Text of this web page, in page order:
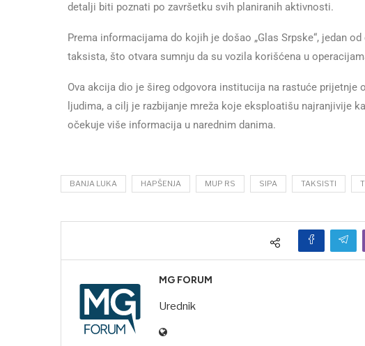
detalji biti poznati po završetku svih planiranih aktivnosti.
Prema informacijama do kojih je došao „Glas Srpske“, jedan
taksista, što otvara sumnju da su vozila korišćena u
Ova akcija dio je šireg odgovora institucija na rastuće prijetnje
ljudima, a cilj je razbijanje mreža koje eksploatišu najranjivije
očekuje više informacija u narednim danima.
BANJA LUKA HAPŠENJA MUP RS SIPA TAKSISTI
MG FORUM
Urednik